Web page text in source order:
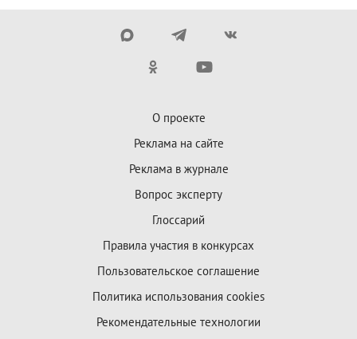
О проекте
Реклама на сайте
Реклама в журнале
Вопрос эксперту
Глоссарий
Правила участия в конкурсах
Пользовательское соглашение
Политика использования cookies
Рекомендательные технологии